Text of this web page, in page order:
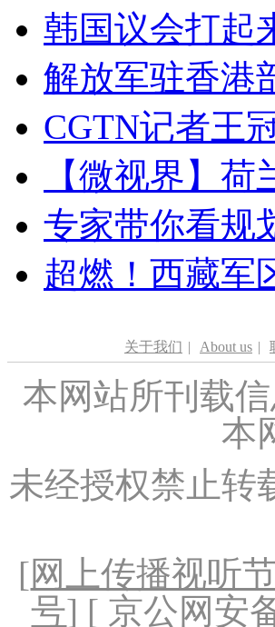
韩国议会打起
解放军驻香港
CGTN记者王
【微视界】
专家带你看规
超燃！西藏军
关于我们 | About us |
本网站所刊载
本
未经授权禁止转
[网上传播视听
号] [ 京公网安